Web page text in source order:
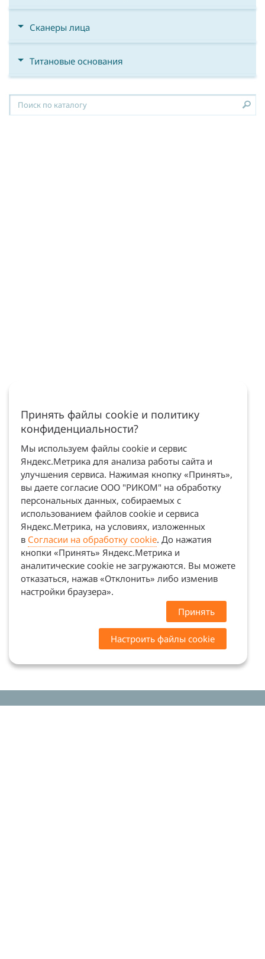
Сканеры лица
Титановые основания
Принять файлы cookie и политику
конфиденциальности?
Мы используем файлы cookie и сервис
Яндекс.Метрика для анализа работы сайта и
улучшения сервиса. Нажимая кнопку «Принять»,
вы даете согласие ООО "РИКОМ" на обработку
персональных данных, собираемых с
использованием файлов cookie и сервиса
Яндекс.Метрика, на условиях, изложенных
в Согласии на обработку cookie. До нажатия
кнопки «Принять» Яндекс.Метрика и
аналитические cookie не загружаются. Вы можете
отказаться, нажав «Отклонить» либо изменив
настройки браузера».
Принять
Настроить файлы cookie